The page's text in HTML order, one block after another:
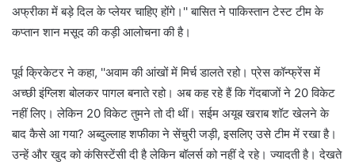
अफ्रीका में बड़े दिल के प्लेयर चाहिए होंगे।'' बासित ने पाकिस्तान टेस्ट टीम के
कप्तान शान मसूद की कड़ी आलोचना की है।
पूर्व क्रिकेटर ने कहा, ''अवाम की आंखों में मिर्च डालते रहो। प्रेस कॉन्फ्रेंस में
अच्छी इंग्लिश बोलकर पागल बनाते रहो। अब कह रहे हैं कि गेंदबाजों ने 20 विकेट
नहीं लिए। लेकिन 20 विकेट तुमने तो दी थीं। सईम अयूब खराब शॉट खेलने के
बाद कैसे आ गया? अब्दुल्लाह शफीका ने सेंचुरी जड़ी, इसलिए उसे टीम में रखा है।
उन्हें और खुद को कंसिस्टेंसी दी है लेकिन बॉलर्स को नहीं दे रहे। ज्यादती है। देखते